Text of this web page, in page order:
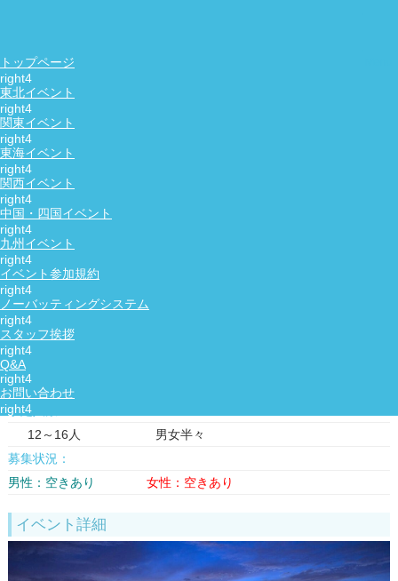
トップページ
東北イベント
関東イベント
東海イベント
関西イベント
中国・四国イベント
九州イベント
イベント参加規約
ノーバッティングシステム
スタッフ挨拶
Q&A
お問い合わせ
NewDay
HOME
（予定）ハルカス300夜景の恋活・友達作り散策コン
日時：
月 日（土）
参加費：
男性：5000円 女性：2200円 （入場料別）
参加条件：
1人参加限定！
参加年齢：
男性：36～54歳 女性：36～54歳
予定人数：
12～16人 男女半々
募集状況：
男性：空きあり
女性：空きあり
イベント詳細